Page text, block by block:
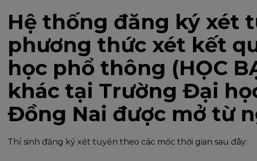
Hệ thống đăng ký xét
phương thức xét kết
học phổ thông (HỌC
khác tại Trường Đại
Đồng Nai được mở từ
Thí sinh đăng ký xét tuyển theo các mốc thời gian sau đây: